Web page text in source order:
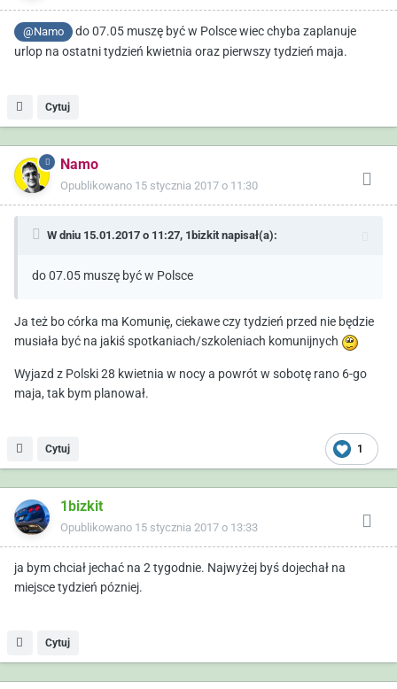
@Namo
do 07.05 muszę być w Polsce wiec chyba zaplanuje
urlop na ostatni tydzień kwietnia oraz pierwszy tydzień maja.
Cytuj
Namo
Opublikowano 15 stycznia 2017 o 11:30
W dniu 15.01.2017 o 11:27, 1bizkitnapisał(a):
do 07.05 muszę być w Polsce
Ja też bo córka ma Komunię, ciekawe czy tydzień przed nie będzie
musiała być na jakiś spotkaniach/szkoleniach komunijnych
Wyjazd z Polski 28 kwietnia w nocy a powrót w sobotę rano 6-go
maja, tak bym planował.
1
Cytuj
1bizkit
Opublikowano 15 stycznia 2017 o 13:33
ja bym chciał jechać na 2 tygodnie. Najwyżej byś dojechał na
miejsce tydzień pózniej.
Cytuj